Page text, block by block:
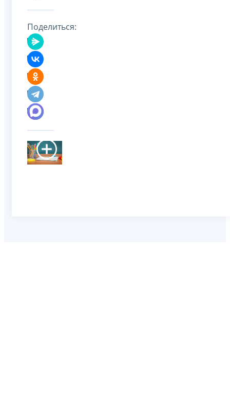
Поделиться: